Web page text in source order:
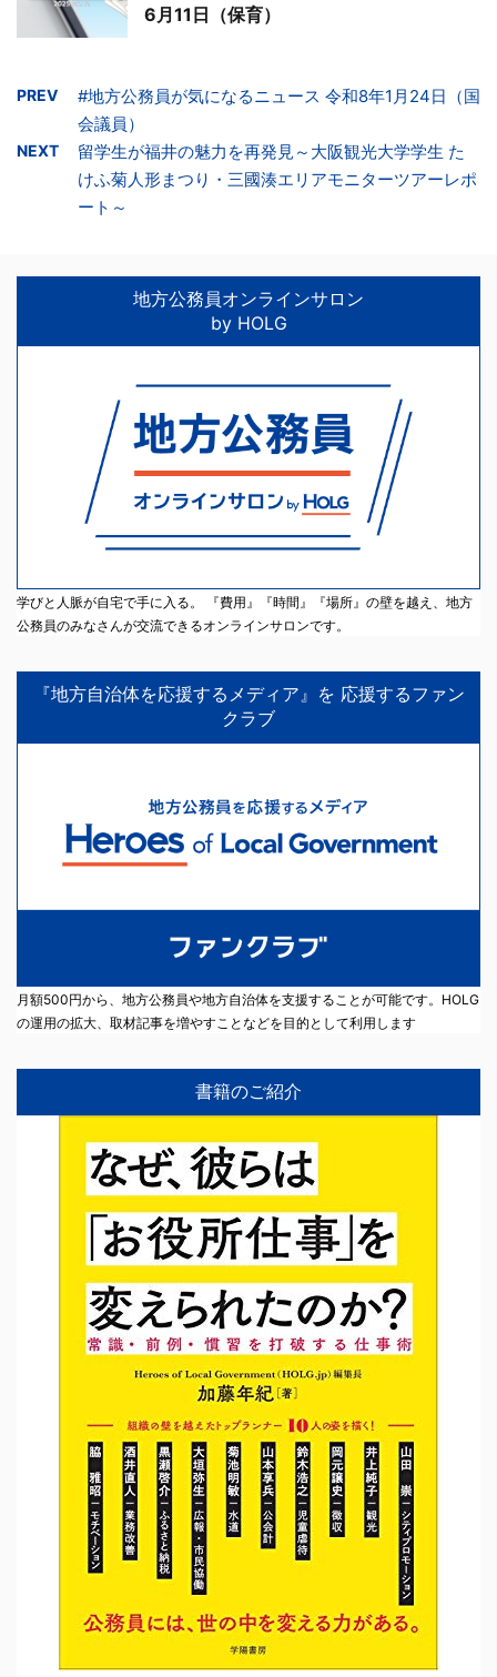
6月11日（保育）
PREV
#地方公務員が気になるニュース 令和8年1月24日（国
会議員）
NEXT
留学生が福井の魅力を再発見～大阪観光大学学生 た
けふ菊人形まつり・三國湊エリアモニターツアーレポ
ート～
地方公務員オンラインサロン
by HOLG
学びと人脈が自宅で手に入る。 『費用』『時間』『場所』の壁を越え、地方
公務員のみなさんが交流できるオンラインサロンです。
『地方自治体を応援するメディア』を 応援するファン
クラブ
月額500円から、地方公務員や地方自治体を支援することが可能です。HOLG
の運用の拡大、取材記事を増やすことなどを目的として利用します
書籍のご紹介